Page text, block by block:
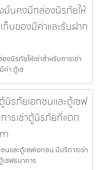
มั่นคงมีกล่องนิรภัยให้
ก็บของมีค่าและรับฝาก
นิรภัยให้เช่าสำหรับการเช่า
ค่า ตู้เซ
รภัยเอกชนและตู้เซฟ
ารเช่าตู้นิรภัยที่แตก
และตู้เซฟเอกชน มีบริการเช่า
ซฟธนาคาร